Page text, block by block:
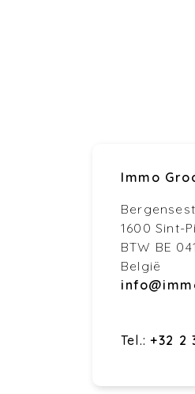
Immo
1600 Sint-
BTW BE
België
Tel.: +32 2